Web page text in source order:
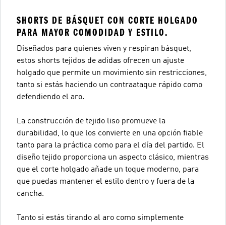
SHORTS DE BÁSQUET CON CORTE HOLGADO
PARA MAYOR COMODIDAD Y ESTILO.
Diseñados para quienes viven y respiran básquet,
estos shorts tejidos de adidas ofrecen un ajuste
holgado que permite un movimiento sin restricciones,
tanto si estás haciendo un contraataque rápido como
defendiendo el aro.
La construcción de tejido liso promueve la
durabilidad, lo que los convierte en una opción fiable
tanto para la práctica como para el día del partido. El
diseño tejido proporciona un aspecto clásico, mientras
que el corte holgado añade un toque moderno, para
que puedas mantener el estilo dentro y fuera de la
cancha.
Tanto si estás tirando al aro como simplemente